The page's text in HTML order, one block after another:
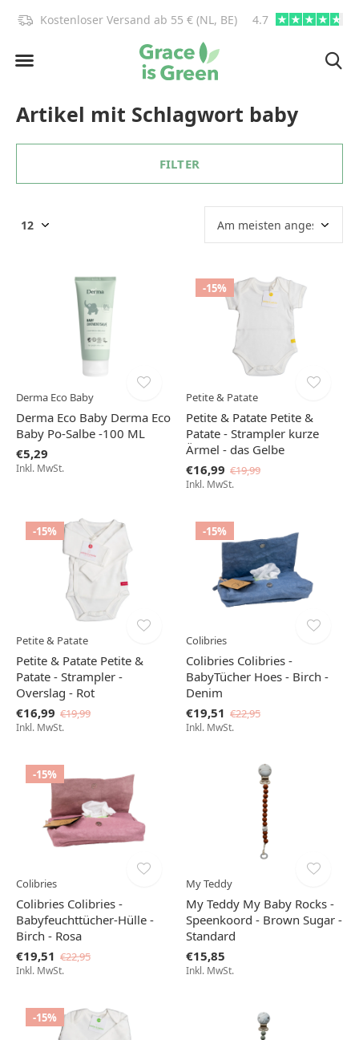
Kostenloser Versand ab 55 € (NL, BE) 4.7
Artikel mit Schlagwort baby
FILTER
Derma Eco Baby
Derma Eco Baby Derma Eco
Baby Po-Salbe -100 ML
€5,29
Inkl. MwSt.
-15%
Petite & Patate
Petite & Patate Petite &
Patate - Strampler kurze
Ärmel - das Gelbe
€16,99 €19,99
Inkl. MwSt.
-15%
Petite & Patate
Petite & Patate Petite &
Patate - Strampler -
Overslag - Rot
€16,99 €19,99
Inkl. MwSt.
-15%
Colibries
Colibries Colibries -
BabyTücher Hoes - Birch -
Denim
€19,51 €22,95
Inkl. MwSt.
-15%
Colibries
Colibries Colibries -
Babyfeuchttücher-Hülle -
Birch - Rosa
€19,51 €22,95
Inkl. MwSt.
My Teddy
My Teddy My Baby Rocks -
Speenkoord - Brown Sugar -
Standard
€15,85
Inkl. MwSt.
-15%